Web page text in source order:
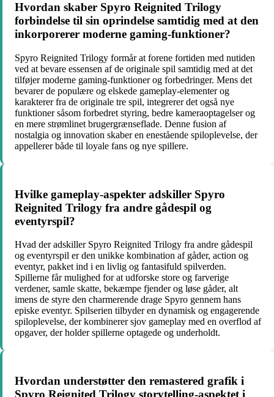
Hvordan skaber Spyro Reignited Trilogy
forbindelse til sin oprindelse samtidig med at den
inkorporerer moderne gaming-funktioner?
Spyro Reignited Trilogy formår at forene fortiden med nutiden
ved at bevare essensen af de originale spil samtidig med at det
tilføjer moderne gaming-funktioner og forbedringer. Mens det
bevarer de populære og elskede gameplay-elementer og
karakterer fra de originale tre spil, integrerer det også nye
funktioner såsom forbedret styring, bedre kameraoptagelser og
en mere strømlinet brugergrænseflade. Denne fusion af
nostalgia og innovation skaber en enestående spiloplevelse, der
appellerer både til loyale fans og nye spillere.
Hvilke gameplay-aspekter adskiller Spyro
Reignited Trilogy fra andre gådespil og
eventyrspil?
Hvad der adskiller Spyro Reignited Trilogy fra andre gådespil
og eventyrspil er den unikke kombination af gåder, action og
eventyr, pakket ind i en livlig og fantasifuld spilverden.
Spillerne får mulighed for at udforske store og farverige
verdener, samle skatte, bekæmpe fjender og løse gåder, alt
imens de styre den charmerende drage Spyro gennem hans
episke eventyr. Spilserien tilbyder en dynamisk og engagerende
spiloplevelse, der kombinerer sjov gameplay med en overflod af
opgaver, der holder spillerne optagede og underholdt.
Hvordan understøtter den remastered grafik i
Spyro Reignited Trilogy storytelling-aspektet i